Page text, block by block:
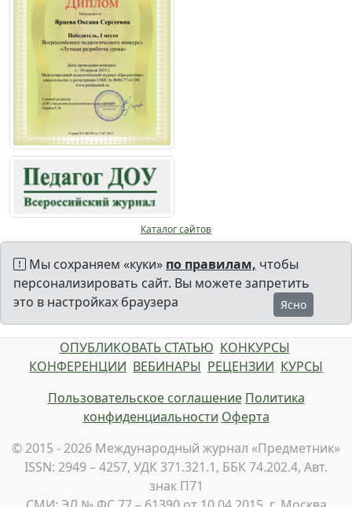
Каталог сайтов
Мы сохраняем «куки» по правилам, чтобы
персонализировать сайт. Вы можете запретить
это в настройках браузера
Ясно
ОПУБЛИКОВАТЬ СТАТЬЮ КОНКУРСЫ
КОНФЕРЕНЦИИ ВЕБИНАРЫ РЕЦЕНЗИИ КУРСЫ
Пользовательское соглашение Политика
конфиденциальности Оферта
© 2015 - 2026 Международный журнал «Предметник»
ISSN: 2949 – 4257, УДК 371.321.1, ББК 74.202.4, Авт.
знак П71